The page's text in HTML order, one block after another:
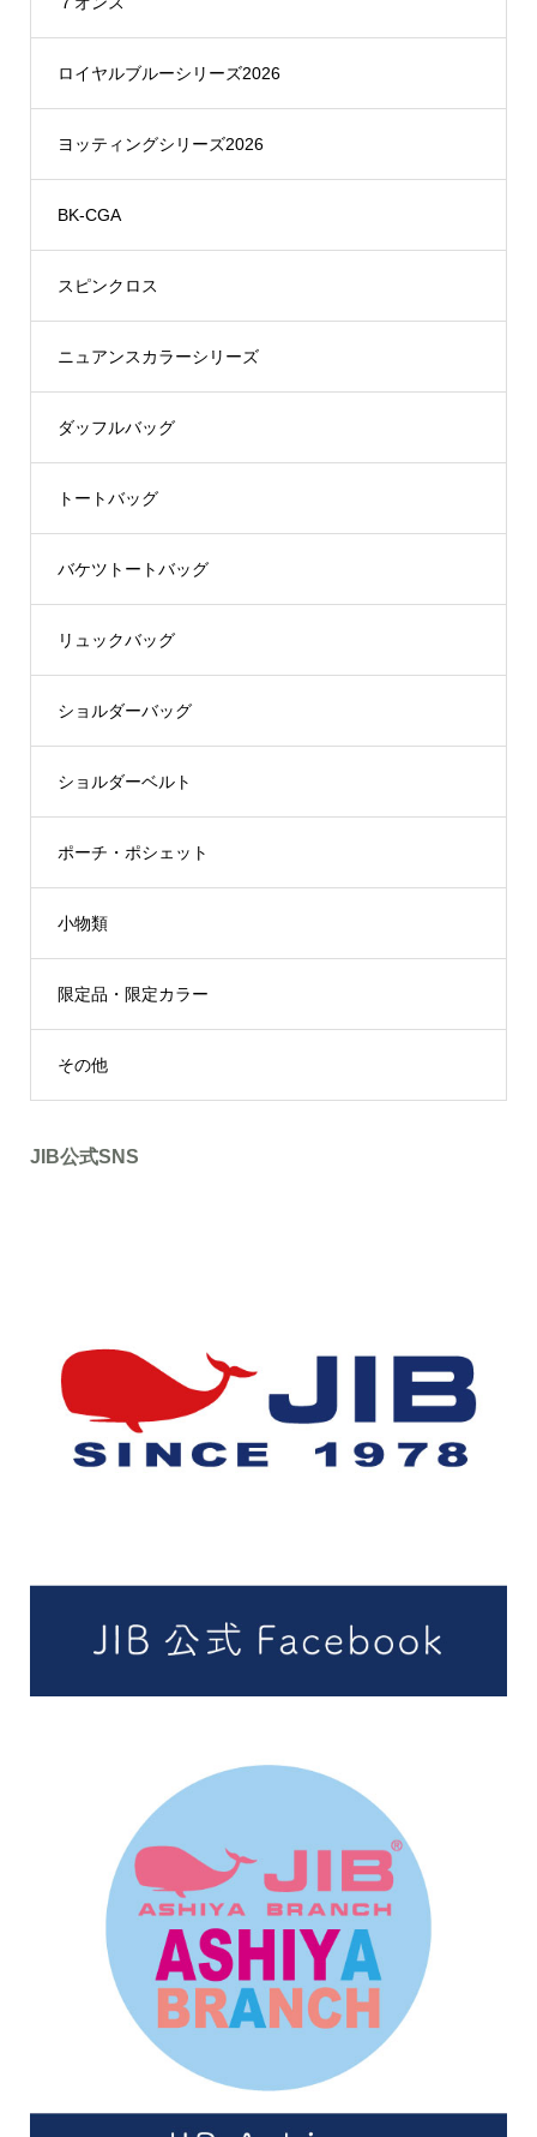
ロイヤルブルーシリーズ2026
ヨッティングシリーズ2026
BK-CGA
スピンクロス
ニュアンスカラーシリーズ
ダッフルバッグ
トートバッグ
バケツトートバッグ
リュックバッグ
ショルダーバッグ
ショルダーベルト
ポーチ・ポシェット
小物類
限定品・限定カラー
その他
JIB公式SNS